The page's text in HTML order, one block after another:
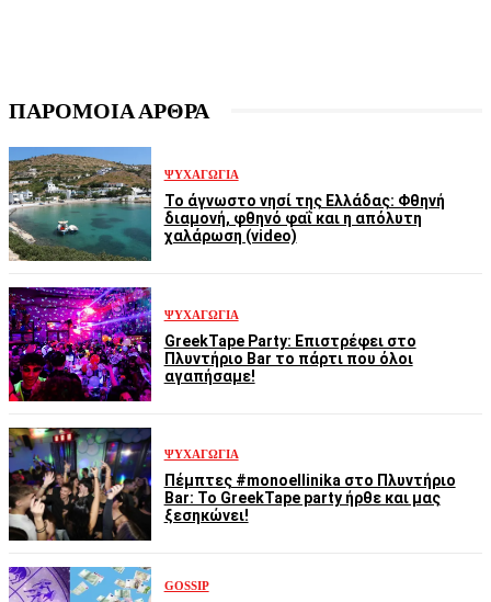
ΠΑΡΟΜΟΙΑ ΑΡΘΡΑ
ΨΥΧΑΓΩΓΊΑ
Το άγνωστο νησί της Ελλάδας: Φθηνή
διαμονή, φθηνό φαΐ και η απόλυτη
χαλάρωση (video)
ΨΥΧΑΓΩΓΊΑ
GreekTape Party: Επιστρέφει στο
Πλυντήριο Bar το πάρτι που όλοι
αγαπήσαμε!
ΨΥΧΑΓΩΓΊΑ
Πέμπτες #monoellinika στο Πλυντήριο
Bar: Το GreekTape party ήρθε και μας
ξεσηκώνει!
GOSSIP